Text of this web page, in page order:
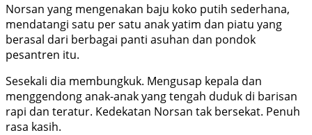
Norsan yang mengenakan baju koko putih sederhana,
mendatangi satu per satu anak yatim dan piatu yang
berasal dari berbagai panti asuhan dan pondok
pesantren itu.
Sesekali dia membungkuk. Mengusap kepala dan
menggendong anak-anak yang tengah duduk di barisan
rapi dan teratur. Kedekatan Norsan tak bersekat. Penuh
rasa kasih.